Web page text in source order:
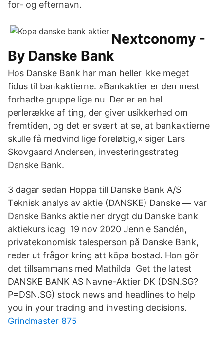
for- og efternavn.
Nextconomy -
By Danske Bank
Hos Danske Bank har man heller ikke meget
fidus til bankaktierne. »Bankaktier er den mest
forhadte gruppe lige nu. Der er en hel
perlerække af ting, der giver usikkerhed om
fremtiden, og det er svært at se, at bankaktierne
skulle få medvind lige foreløbig,« siger Lars
Skovgaard Andersen, investeringsstrateg i
Danske Bank.
3 dagar sedan Hoppa till Danske Bank A/S
Teknisk analys av aktie (DANSKE) Danske — var
Danske Banks aktie ner drygt du Danske bank
aktiekurs idag 19 nov 2020 Jennie Sandén,
privatekonomisk talesperson på Danske Bank,
reder ut frågor kring att köpa bostad. Hon gör
det tillsammans med Mathilda Get the latest
DANSKE BANK AS Navne-Aktier DK (DSN.SG?
P=DSN.SG) stock news and headlines to help
you in your trading and investing decisions.
Grindmaster 875